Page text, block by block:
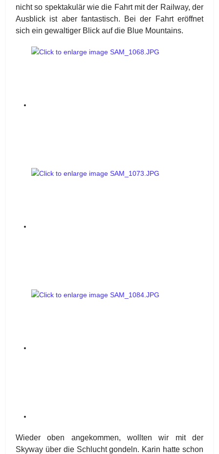
nicht so spektakulär wie die Fahrt mit der Railway, der
Ausblick ist aber fantastisch. Bei der Fahrt eröffnet
sich ein gewaltiger Blick auf die Blue Mountains.
Wieder oben angekommen, wollten wir mit der
Skyway über die Schlucht gondeln. Karin hatte schon